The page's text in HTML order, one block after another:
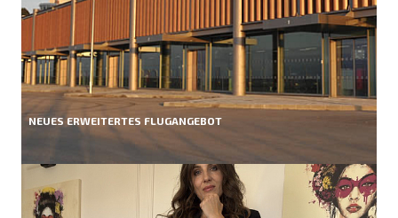
NEUES ERWEITERTES FLUGANGEBOT